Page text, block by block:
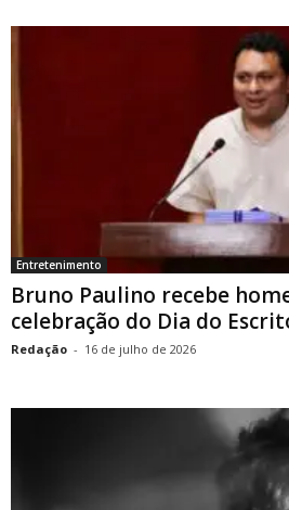
Entretenimento
Bruno Paulino recebe
celebração do Dia do
Redação - 16 de julho de 2026